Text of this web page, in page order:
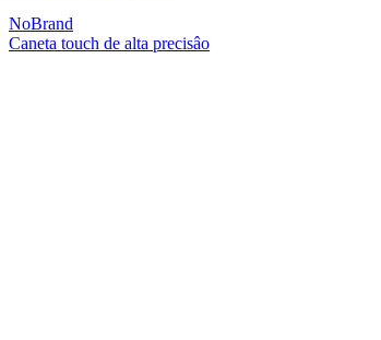
NoBrand
Caneta touch de alta precisâo